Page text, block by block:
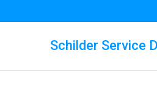
Schilder Service